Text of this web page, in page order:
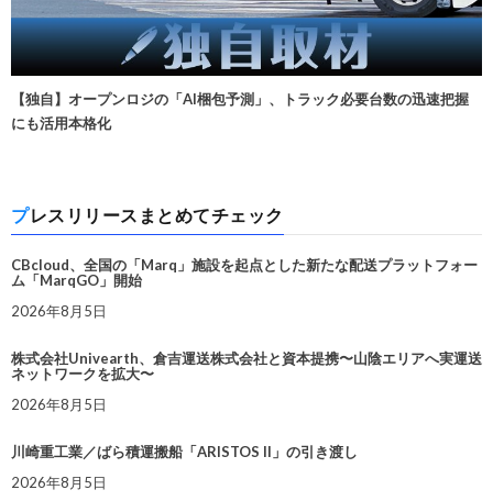
【独自】オープンロジの「AI梱包予測」、トラック必要台数の迅速把握
にも活用本格化
プレスリリースまとめてチェック
CBcloud、全国の「Marq」施設を起点とした新たな配送プラットフォー
ム「MarqGO」開始
2026年8月5日
株式会社Univearth、倉吉運送株式会社と資本提携〜山陰エリアへ実運送
ネットワークを拡大〜
2026年8月5日
川崎重工業／ばら積運搬船「ARISTOS II」の引き渡し
2026年8月5日